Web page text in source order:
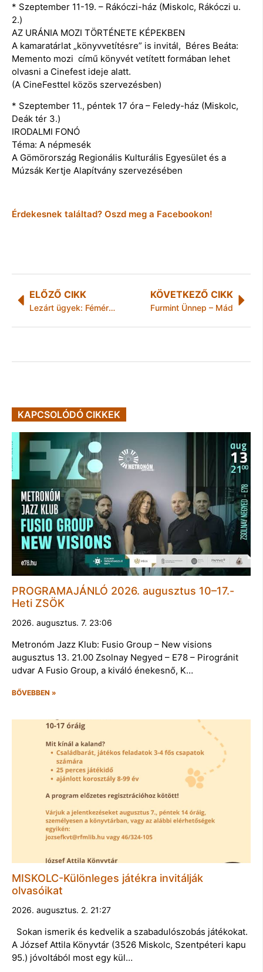
* Szeptember 11-19. – Rákóczi-ház (Miskolc, Rákóczi u.
2.)
AZ URÁNIA MOZI TÖRTÉNETE KÉPEKBEN
A kamaratárlat „könyvvetítésre” is invitál, Béres Beáta:
Memento mozi című könyvét vetített formában lehet
olvasni a Cinefest ideje alatt.
(A CineFesttel közös szervezésben)
* Szeptember 11., péntek 17 óra – Feledy-ház (Miskolc,
Deák tér 3.)
IRODALMI FONÓ
Téma: A népmesék
A Gömörország Regionális Kulturális Egyesület és a
Múzsák Kertje Alapítvány szervezésében
Érdekesnek találtad? Oszd meg a Facebookon!
ELŐZŐ CIKK
Lezárt ügyek: Fémért tört be
KÖVETKEZŐ CIKK
Furmint Ünnep – Mád
KAPCSOLÓDÓ CIKKEK
PROGRAMAJÁNLÓ 2026. augusztus 10–17.-
Heti ZSÖK
2026. augusztus. 7. 23:06
Metronóm Jazz Klub: Fusio Group – New visions
augusztus 13. 21.00 Zsolnay Negyed – E78 – Pirogránit
udvar A Fusio Group, a kiváló énekesnő, K…
BŐVEBBEN »
MISKOLC-Különleges játékra invitálják
olvasóikat
2026. augusztus. 2. 21:27
Sokan ismerik és kedvelik a szabadulószobás játékokat.
A József Attila Könyvtár (3526 Miskolc, Szentpéteri kapu
95.) jóvoltából most egy kül…